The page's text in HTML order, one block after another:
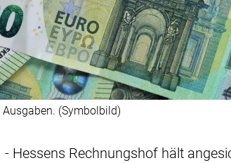
(Symbolbild)
Hessens Rechnungshof hält